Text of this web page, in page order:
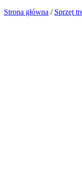
Strona główna / Sprzęt